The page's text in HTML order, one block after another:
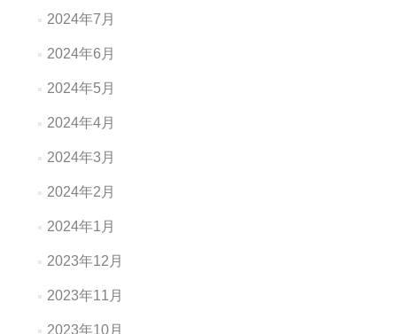
2024年7月
2024年6月
2024年5月
2024年4月
2024年3月
2024年2月
2024年1月
2023年12月
2023年11月
2023年10月